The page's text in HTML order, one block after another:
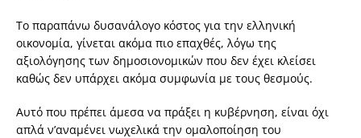
Το παραπάνω δυσανάλογο κόστος για την ελληνική
οικονομία, γίνεται ακόμα πιο επαχθές, λόγω της
αξιολόγησης των δημοσιονομικών που δεν έχει κλείσει
καθώς δεν υπάρχει ακόμα συμφωνία με τους θεσμούς.
Αυτό που πρέπει άμεσα να πράξει η κυβέρνηση, είναι όχι
απλά ν’αναμένει νωχελικά την ομαλοποίηση του